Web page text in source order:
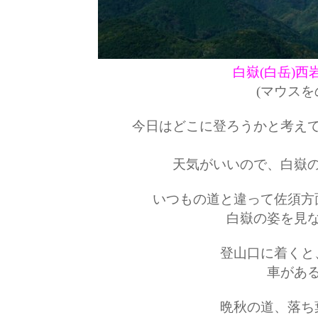
白嶽(白岳)西
(マウス
今日はどこに登ろうかと考えて
天気がいいので、白嶽
いつもの道と違って佐須
白嶽の姿を見
登山口に着く
車があ
晩秋の道、落